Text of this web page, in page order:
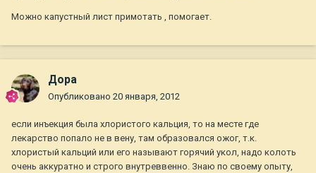
Можно капустный лист примотать , помогает.
Дора
Опубликовано 20 января, 2012
если инъекция была хлористого кальция, то на месте где
лекарство попало не в вену, там образовался ожог, т.к.
хлористый кальций или его называют горячий укол, надо колоть
очень аккуратно и строго внутреввенно. Знаю по своему опыту,